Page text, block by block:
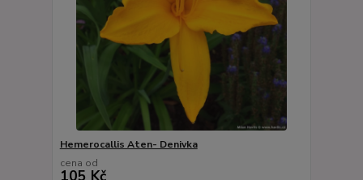
Hemerocallis Aten- Denivka
cena od
105 Kč